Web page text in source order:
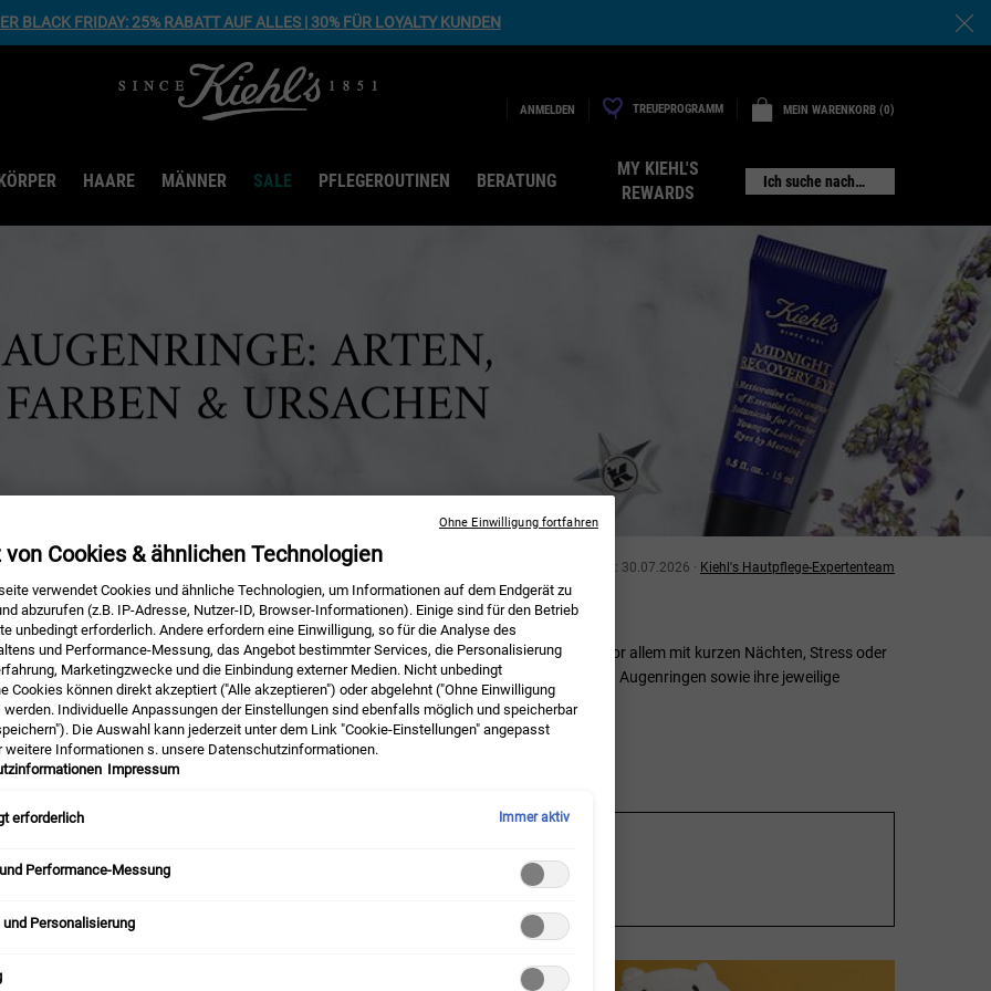
BLACK FRIDAY: 25% RABATT AUF ALLES | 30% FÜR LOYALTY KUNDEN
ANMELDEN TREUEPROGRAMM MEIN WARENKORB 0
0 PRODUKT
HAARE MÄNNER SALE PFLEGEROUTINEN BERATUNG
MY KIEHL'S
REWARDS
Ich suche nach…
AUGENRINGE: ARTEN,
FARBEN & URSACHEN
Letztes Update: 30.07.2026 · Kiehl's Hautpflege-Expertenteam
aber auch dauerhaft sichtbar bleiben. Typischerweise verbinden wir Augenringe vor allem mit kurzen Nächten, Stress oder
andere Ursachen. Alles Wissenswerte über die verschiedenen Farben und Arten von Augenringen sowie ihre jeweilige
UND WIE ENTSTEHEN SIE?
von Cookies & ähnlichen Technologien
verwendet Cookies und ähnliche Technologien, um Informationen auf dem Endgerät zu
abzurufen (z.B. IP-Adresse, Nutzer-ID, Browser-Informationen). Einige sind für den Betrieb
unbedingt erforderlich. Andere erfordern eine Einwilligung, so für die Analyse des
und Performance-Messung, das Angebot bestimmter Services, die Personalisierung
Marketingzwecke und die Einbindung externer Medien. Nicht unbedingt
Cookies können direkt akzeptiert ("Alle akzeptieren") oder abgelehnt ("Ohne Einwilligung
Individuelle Anpassungen der Einstellungen sind ebenfalls möglich und speicherbar
Die Auswahl kann jederzeit unter dem Link "Cookie-Einstellungen" angepasst
weitere Informationen s. unsere Datenschutzinformationen.
Impressum
erforderlich Immer aktiv
Performance-Messung
Personalisierung
Ohne Einwilligung fortfahren